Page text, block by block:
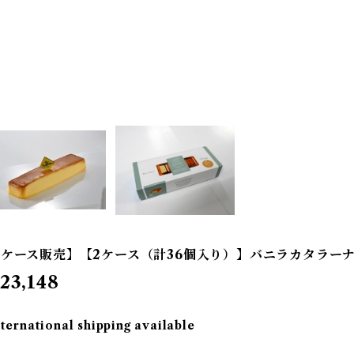
ース販売】【2ケース（計36個入り）】バニラカタラー
shipping available